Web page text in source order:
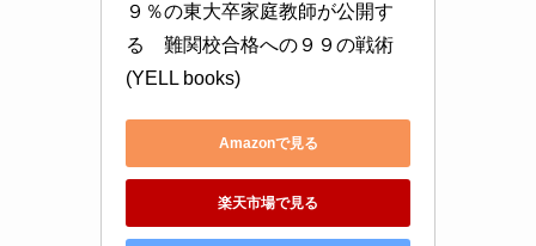
９％の東大卒家庭教師が公開す
る　難関校合格への９９の戦術
(YELL books)
Amazonで見る
楽天市場で見る